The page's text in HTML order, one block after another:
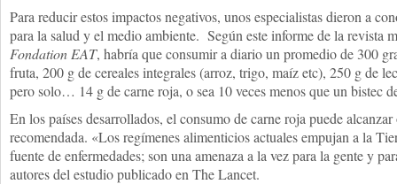
Para reducir estos impactos negativos, unos especialistas dieron a
para la salud y el medio ambiente. Según este informe de la revista
Fondation EAT, habría que consumir a diario un promedio de 300
fruta, 200 g de cereales integrales (arroz, trigo, maíz etc), 250 g de
pero solo… 14 g de carne roja, o sea 10 veces menos que un bistec
En los países desarrollados, el consumo de carne roja puede
recomendada. «Los regímenes alimenticios actuales empujan a la
fuente de enfermedades; son una amenaza a la vez para la gente y
autores del estudio publicado en The Lancet.